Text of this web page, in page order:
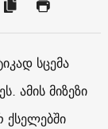
სცემა
ამის მიზეზი